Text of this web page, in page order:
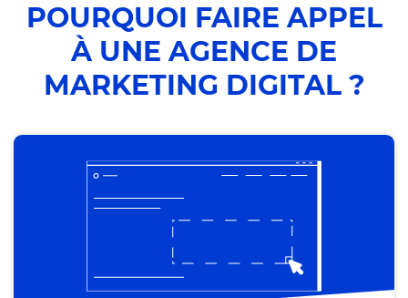
POURQUOI FAIRE APPEL
À UNE AGENCE DE
MARKETING DIGITAL ?